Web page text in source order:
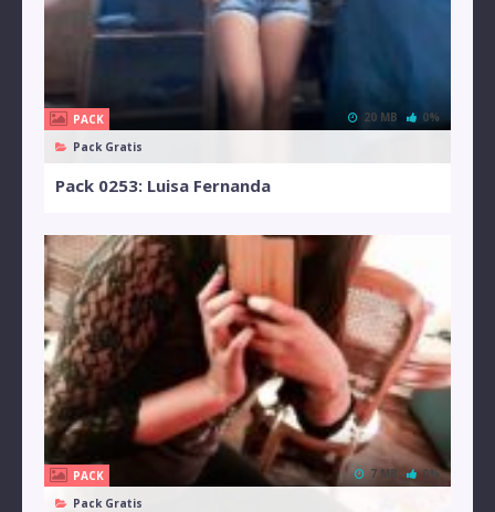
PACK
Pack Gratis
20 MB 0%
Pack 0253: Luisa Fernanda
PACK
Pack Gratis
7 MB 0%